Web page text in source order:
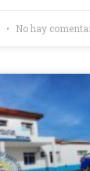
No hay